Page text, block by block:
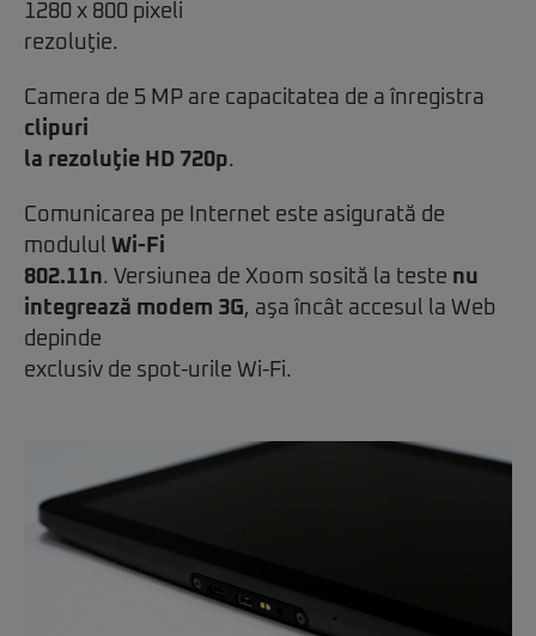
1280 x 800 pixeli
rezoluţie.
Camera de 5 MP are capacitatea de a înregistra
clipuri
la rezoluţie HD 720p.
Comunicarea pe Internet este asigurată de
modulul Wi-Fi
802.11n. Versiunea de Xoom sosită la teste nu
integrează modem 3G, aşa încât accesul la Web
depinde
exclusiv de spot-urile Wi-Fi.